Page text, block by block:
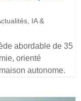
, IA &
abordable de 35
orienté
autonome.